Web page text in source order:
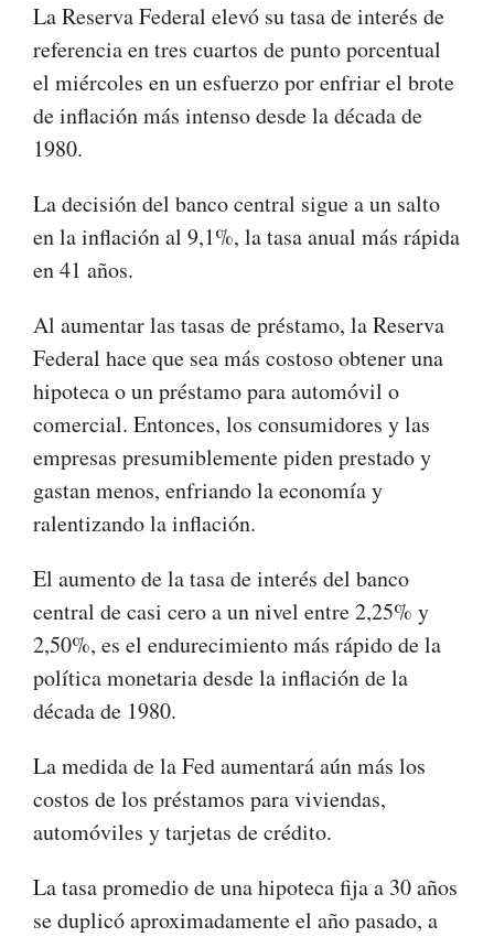
La Reserva Federal elevó su tasa de interés de
referencia en tres cuartos de punto porcentual
el miércoles en un esfuerzo por enfriar el brote
de inflación más intenso desde la década de
1980.
La decisión del banco central sigue a un salto
en la inflación al 9,1%, la tasa anual más rápida
en 41 años.
Al aumentar las tasas de préstamo, la Reserva
Federal hace que sea más costoso obtener una
hipoteca o un préstamo para automóvil o
comercial. Entonces, los consumidores y las
empresas presumiblemente piden prestado y
gastan menos, enfriando la economía y
ralentizando la inflación.
El aumento de la tasa de interés del banco
central de casi cero a un nivel entre 2,25% y
2,50%, es el endurecimiento más rápido de la
política monetaria desde la inflación de la
década de 1980.
La medida de la Fed aumentará aún más los
costos de los préstamos para viviendas,
automóviles y tarjetas de crédito.
La tasa promedio de una hipoteca fija a 30 años
se duplicó aproximadamente el año pasado, a